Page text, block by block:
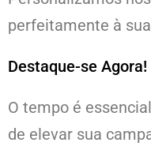
perfeitamente à
Destaque-se Agora!
O tempo é
de elevar sua